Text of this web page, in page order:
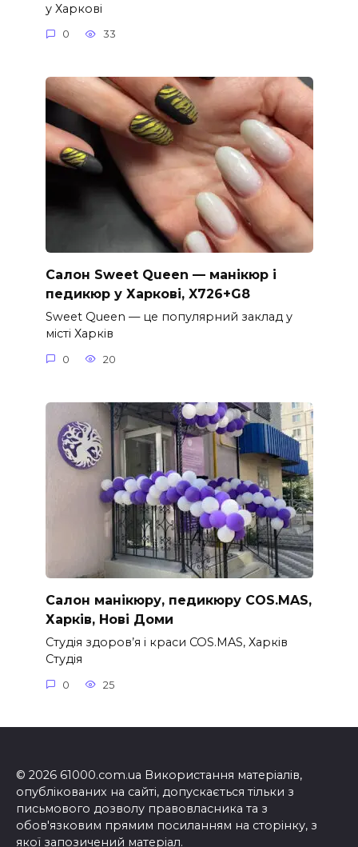
у Харкові
0 33
Салон Sweet Queen — манікюр і
педикюр у Харкові, X726+G8
Sweet Queen — це популярний заклад у
місті Харків
0 20
Салон манікюру, педикюру COS.MAS,
Харків, Нові Доми
Студія здоров’я і краси COS.MAS, Харків
Студія
0 25
© 2026 61000.com.ua Використання матеріалів,
опублікованих на сайті, допускається тільки з
письмового дозволу правовласника та з
обов'язковим прямим посиланням на сторінку, з
якої запозичений матеріал.